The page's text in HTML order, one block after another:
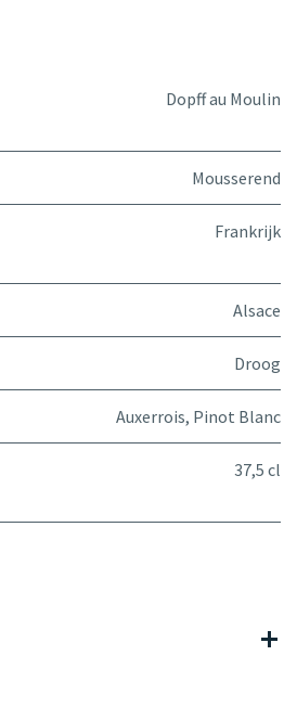
Dopff au Moulin
Mousserend
Frankrijk
Alsace
Droog
Auxerrois, Pinot Blanc
37,5 cl